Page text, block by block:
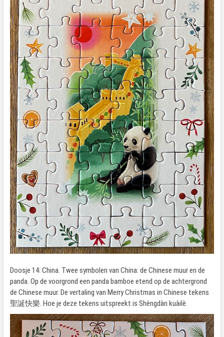
Doosje 14: China. Twee symbolen van China: de Chinese muur en de
panda. Op de voorgrond een panda bamboe etend op de achtergrond
de Chinese muur. De vertaling van Merry Christmas in Chinese tekens
聖誕快樂. Hoe je deze tekens uitspreekt is Shèngdàn kuàilè.